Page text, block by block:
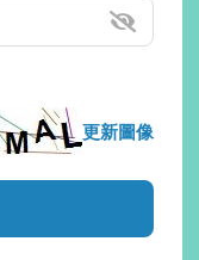
更新圖像